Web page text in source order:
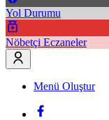
Yol Durumu
Nöbetçi Eczaneler
Menü Oluştur